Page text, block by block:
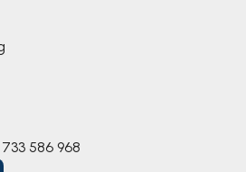
586 968